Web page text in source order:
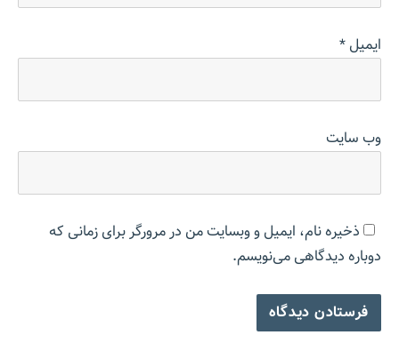
ایمیل*
وب‌ سایت
ذخیره نام، ایمیل و وبسایت من در مرورگر برای زمانی که
دوباره دیدگاهی می‌نویسم.